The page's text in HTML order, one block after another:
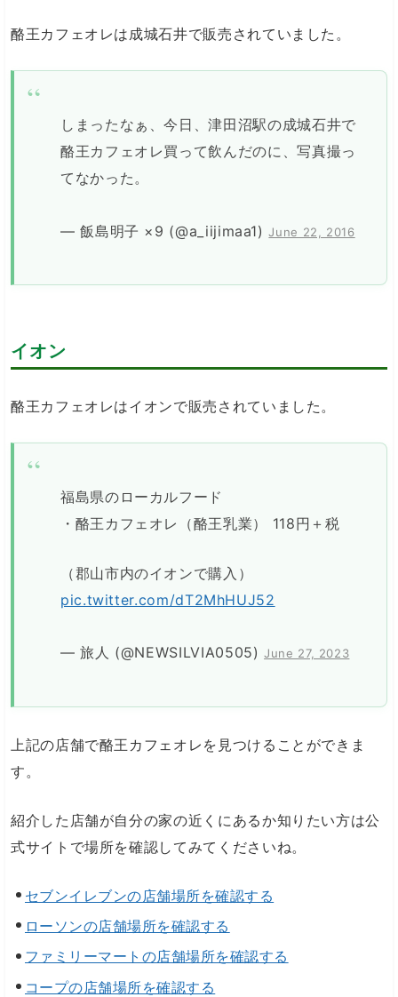
酪王カフェオレは成城石井で販売されていました。
しまったなぁ、今日、津田沼駅の成城石井で
酪王カフェオレ買って飲んだのに、写真撮っ
てなかった。
— 飯島明子 ×9 (@a_iijimaa1)June 22, 2016
イオン
酪王カフェオレはイオンで販売されていました。
福島県のローカルフード
・酪王カフェオレ（酪王乳業） 118円＋税
（郡山市内のイオンで購入）
pic.twitter.com/dT2MhHUJ52
— 旅人 (@NEWSILVIA0505)June 27, 2023
上記の店舗で酪王カフェオレを見つけることができま
す。
紹介した店舗が自分の家の近くにあるか知りたい方は公
式サイトで場所を確認してみてくださいね。
セブンイレブンの店舗場所を確認する
ローソンの店舗場所を確認する
ファミリーマートの店舗場所を確認する
コープの店舗場所を確認する